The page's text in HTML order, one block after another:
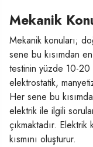
Mekanik
Mekanik konuları;
sene bu kısımdan
testinin yüzde 10-20
elektrostatik,
Her sene bu
elektrik ile ilgili
çıkmaktadır.
kısmını oluşturur.